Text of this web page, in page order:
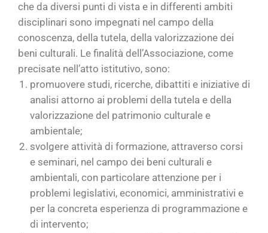
che da diversi punti di vista e in differenti ambiti
disciplinari sono impegnati nel campo della
conoscenza, della tutela, della valorizzazione dei
beni culturali. Le finalità dell’Associazione, come
precisate nell’atto istitutivo, sono:
promuovere studi, ricerche, dibattiti e iniziative di
analisi attorno ai problemi della tutela e della
valorizzazione del patrimonio culturale e
ambientale;
svolgere attività di formazione, attraverso corsi
e seminari, nel campo dei beni culturali e
ambientali, con particolare attenzione per i
problemi legislativi, economici, amministrativi e
per la concreta esperienza di programmazione e
di intervento;